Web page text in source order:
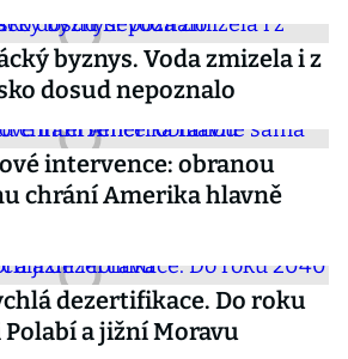
byznys. Voda zmizela i z
dosud nepoznalo
intervence: obranou
chrání Amerika hlavně
dezertifikace. Do roku
a jižní Moravu